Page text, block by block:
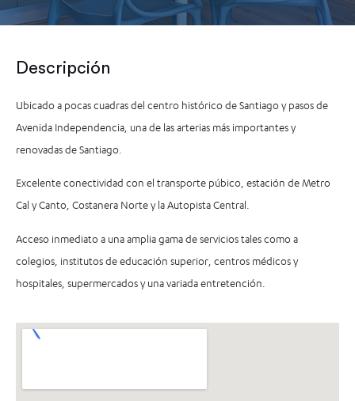
Descripción
Ubicado a pocas cuadras del centro histórico de Santiago y pasos de
Avenida Independencia, una de las arterias más importantes y
renovadas de Santiago.
Excelente conectividad con el transporte púbico, estación de Metro
Cal y Canto, Costanera Norte y la Autopista Central.
Acceso inmediato a una amplia gama de servicios tales como a
colegios, institutos de educación superior, centros médicos y
hospitales, supermercados y una variada entretención.